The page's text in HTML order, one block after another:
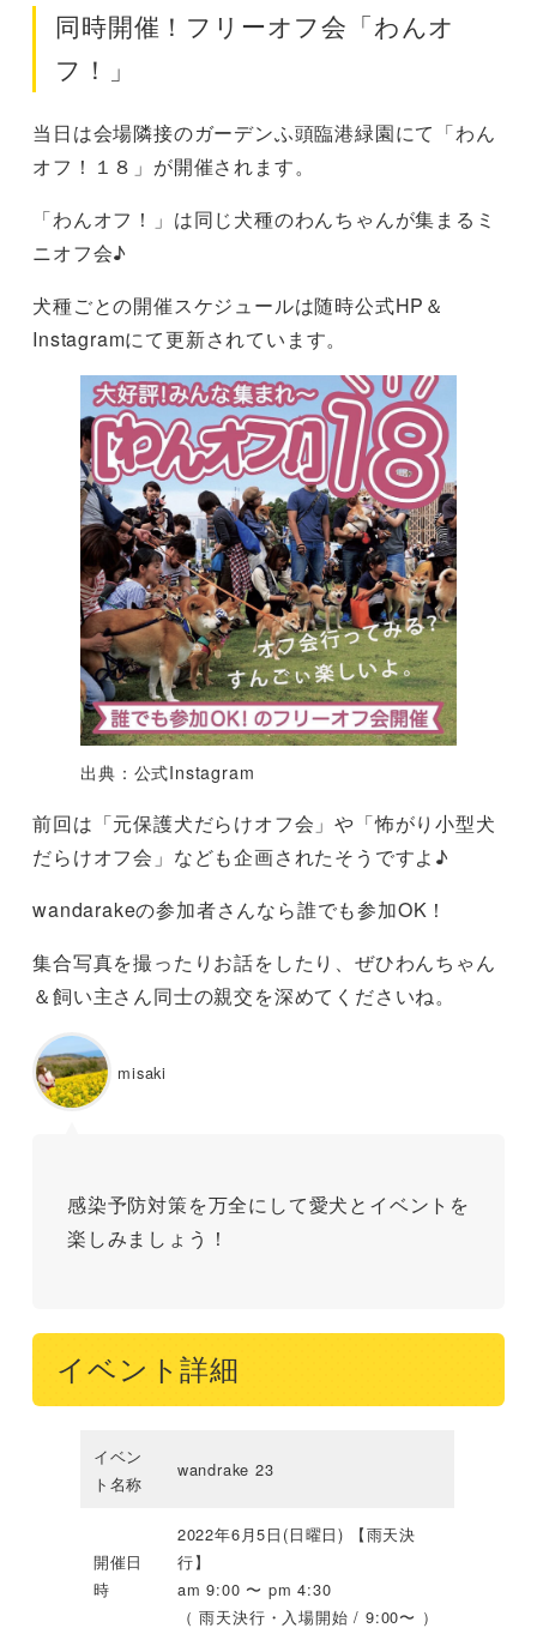
同時開催！フリーオフ会「わんオ
フ！」
当日は会場隣接のガーデンふ頭臨港緑園にて「わん
オフ！１８」が開催されます。
「わんオフ！」は同じ犬種のわんちゃんが集まるミ
ニオフ会♪
犬種ごとの開催スケジュールは随時公式HP＆
Instagramにて更新されています。
出典：公式Instagram
前回は「元保護犬だらけオフ会」や「怖がり小型犬
だらけオフ会」なども企画されたそうですよ♪
wandarakeの参加者さんなら誰でも参加OK！
集合写真を撮ったりお話をしたり、ぜひわんちゃん
＆飼い主さん同士の親交を深めてくださいね。
misaki
感染予防対策を万全にして愛犬とイベントを
楽しみましょう！
イベント詳細
イベン
ト名称
wandrake 23
開催日
時
2022年6月5日(日曜日) 【雨天決
行】
am 9:00 〜 pm 4:30
（ 雨天決行・入場開始 / 9:00〜 ）